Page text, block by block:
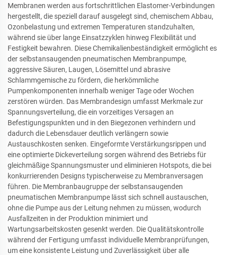
Membranen werden aus fortschrittlichen Elastomer-Verbindungen
hergestellt, die speziell darauf ausgelegt sind, chemischem Abbau,
Ozonbelastung und extremen Temperaturen standzuhalten,
während sie über lange Einsatzzyklen hinweg Flexibilität und
Festigkeit bewahren. Diese Chemikalienbeständigkeit ermöglicht es
der selbstansaugenden pneumatischen Membranpumpe,
aggressive Säuren, Laugen, Lösemittel und abrasive
Schlammgemische zu fördern, die herkömmliche
Pumpenkomponenten innerhalb weniger Tage oder Wochen
zerstören würden. Das Membrandesign umfasst Merkmale zur
Spannungsverteilung, die ein vorzeitiges Versagen an
Befestigungspunkten und in den Biegezonen verhindern und
dadurch die Lebensdauer deutlich verlängern sowie
Austauschkosten senken. Eingeformte Verstärkungsrippen und
eine optimierte Dickeverteilung sorgen während des Betriebs für
gleichmäßige Spannungsmuster und eliminieren Hotspots, die bei
konkurrierenden Designs typischerweise zu Membranversagen
führen. Die Membranbaugruppe der selbstansaugenden
pneumatischen Membranpumpe lässt sich schnell austauschen,
ohne die Pumpe aus der Leitung nehmen zu müssen, wodurch
Ausfallzeiten in der Produktion minimiert und
Wartungsarbeitskosten gesenkt werden. Die Qualitätskontrolle
während der Fertigung umfasst individuelle Membranprüfungen,
um eine konsistente Leistung und Zuverlässigkeit über alle